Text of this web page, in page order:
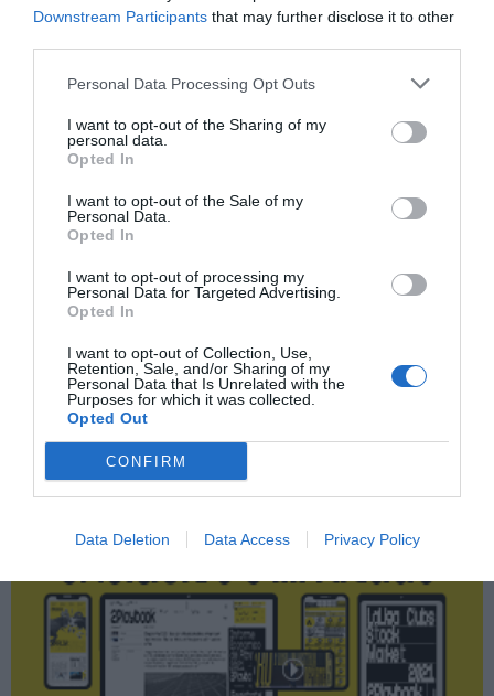
Downstream Participants that may further disclose it to other
Personal Data Processing Opt Outs
I want to opt-out of the Sharing of my
personal data.
Opted In
I want to opt-out of the Sale of my
Personal Data.
Opted In
I want to opt-out of processing my
Personal Data for Targeted Advertising.
Opted In
I want to opt-out of Collection, Use,
Retention, Sale, and/or Sharing of my
Personal Data that Is Unrelated with the
Purposes for which it was collected.
Opted Out
CONFIRM
Data Deletion Data Access Privacy Policy
Índex2P
LaLiga
Compartir
Publicidad
2Playbook Club2P